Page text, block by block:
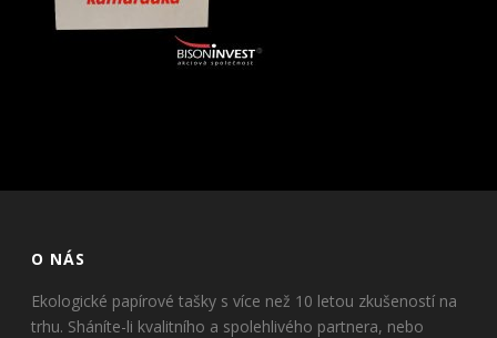
O NÁS
Ekologické papírové tašky s více než 10 letou zkušeností na
trhu. Sháníte-li kvalitního a spolehlivého partnera, nebo